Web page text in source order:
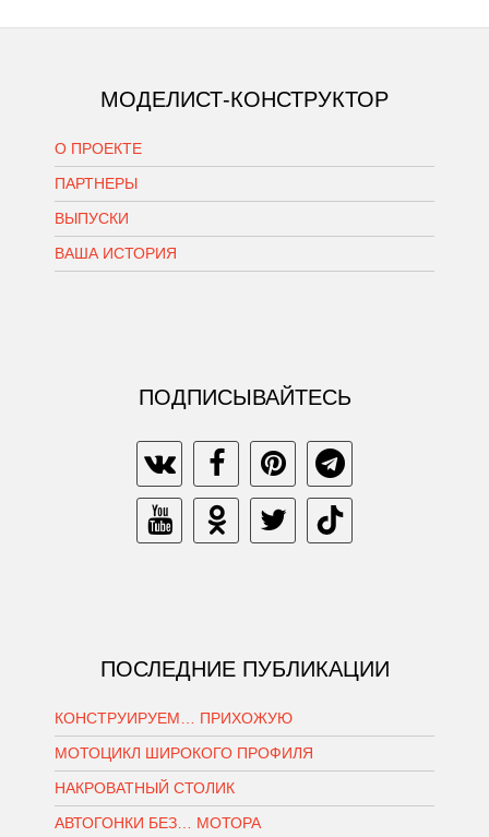
МОДЕЛИСТ-КОНСТРУКТОР
О ПРОЕКТЕ
ПАРТНЕРЫ
ВЫПУСКИ
ВАША ИСТОРИЯ
ПОДПИСЫВАЙТЕСЬ
ПОСЛЕДНИЕ ПУБЛИКАЦИИ
КОНСТРУИРУЕМ… ПРИХОЖУЮ
МОТОЦИКЛ ШИРОКОГО ПРОФИЛЯ
НАКРОВАТНЫЙ СТОЛИК
АВТОГОНКИ БЕЗ… МОТОРА